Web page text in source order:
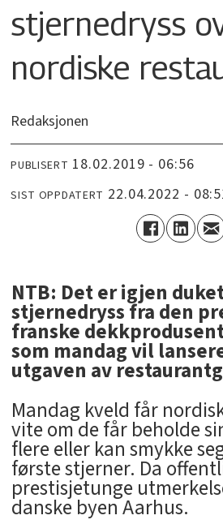
stjernedryss
nordiske
Redaksjonen
PUBLISERT 18.02.2019 - 06:56
SIST OPPDATERT 22.04.2022 -
NTB: Det er igjen
stjernedryss fra den
franske
som mandag vil
utgaven av
Mandag kveld får
vite om de får beholde
flere eller kan smykke
første stjerner. Da
prestisjetunge
danske byen Aarhus.